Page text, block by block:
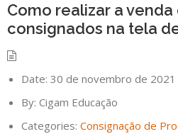
Como realizar a
consignados na tela
Date: 30 de novembro de 2021
By: Cigam Educação
Categories: Consignação de